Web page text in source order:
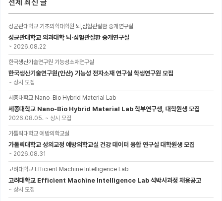
전체 최신 글
성균관대학교 기초의학대학원 뇌,심혈관질환 중개연구실
성균관대학교 의과대학 뇌·심혈관질환 중개연구실
~ 2026.08.22
한국생산기술연구원 기능성소재연구실
한국생산기술연구원(안산) 기능성 전자소재 연구실 학생연구원 모집
~ 상시 모집
세종대학교 Nano-Bio Hybrid Material Lab
세종대학교 Nano-Bio Hybrid Material Lab 학부연구생, 대학원생 모집
2026.08.05. ~ 상시 모집
가톨릭대학교 예방의학교실
가톨릭대학교 성의교정 예방의학교실 건강 데이터 융합 연구실 대학원생 모집
~ 2026.08.31
고려대학교 Efficient Machine Intelligence Lab
고려대학교 Efficient Machine Intelligence Lab 석박사과정 채용공고
~ 상시 모집